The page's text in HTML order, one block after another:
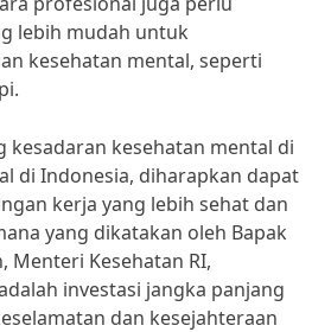
lebih mudah untuk
kesehatan mental, seperti
kesadaran kesehatan mental di
di Indonesia, diharapkan dapat
kerja yang lebih sehat dan
yang dikatakan oleh Bapak
Menteri Kesehatan RI,
investasi jangka panjang
dan kesejahteraan